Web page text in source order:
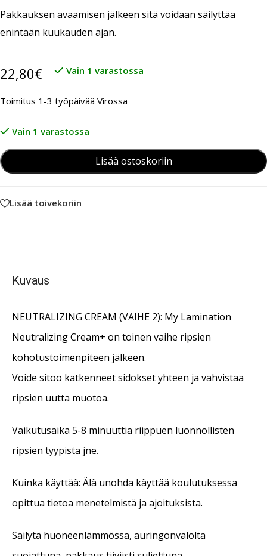
Pakkauksen avaamisen jälkeen sitä voidaan säilyttää
enintään kuukauden ajan.
22,80€ Vain 1 varastossa
Toimitus 1-3 työpäivää Virossa
Vain 1 varastossa
Lisää ostoskoriin
Lisää toivekoriin
Kuvaus
NEUTRALIZING CREAM (VAIHE 2): My Lamination
Neutralizing Cream+ on toinen vaihe ripsien
kohotustoimenpiteen jälkeen.
Voide sitoo katkenneet sidokset yhteen ja vahvistaa
ripsien uutta muotoa.
Vaikutusaika 5-8 minuuttia riippuen luonnollisten
ripsien tyypistä jne.
Kuinka käyttää: Älä unohda käyttää koulutuksessa
opittua tietoa menetelmistä ja ajoituksista.
Säilytä huoneenlämmössä, auringonvalolta